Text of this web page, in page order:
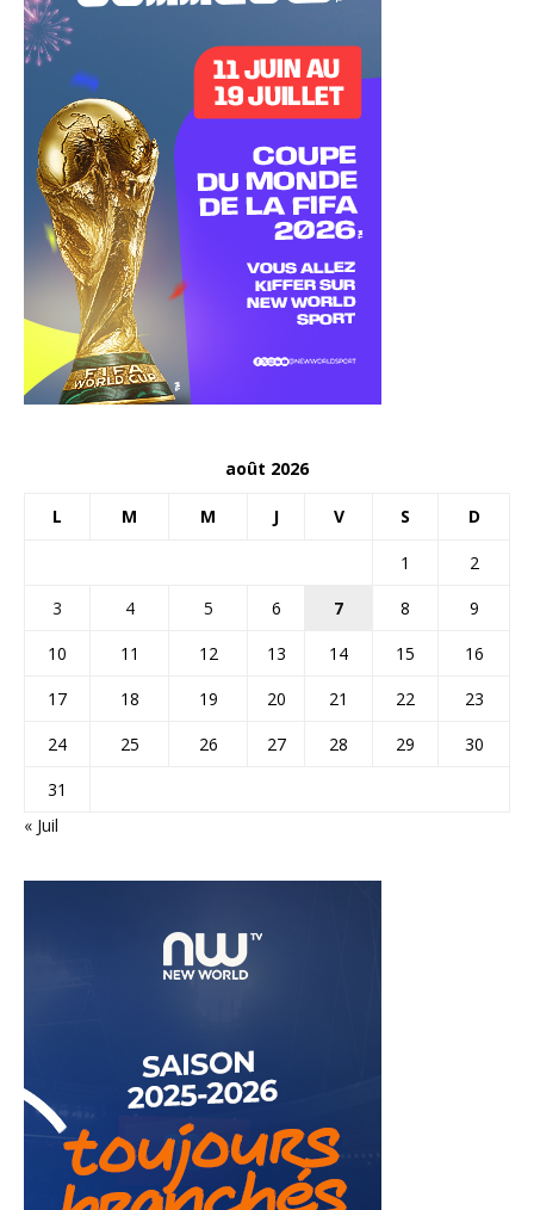
août 2026
L M M J V S D
1
2
3
4 5 6 7 8
9
10
11 12 13 14 15
16
17
18 19 20 21 22
23
24
25 26 27 28 29
30
31
« Juil